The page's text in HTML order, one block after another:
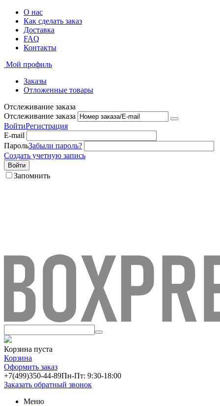
О нас
Как сделать заказ
Доставка
FAQ
Контакты
Мой профиль
Заказы
Отложенные товары
Отслеживание заказа
Отслеживание заказа
ВойтиРегистрация
E-mail
ПарольЗабыли пароль?
Создать учетную запись
Войти
Запомнить
Корзина пуста
Корзина
Оформить заказ
+7(499)350-44-89Пн-Пт: 9:30-18:00
Заказать обратный звонок
Меню